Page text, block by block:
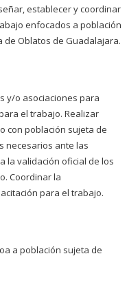
establecer y coordinar
enfocados a población
de Oblatos de Guadalajara.
y/o asociaciones para
el trabajo. Realizar
con población sujeta de
necesarios ante las
la validación oficial de los
Coordinar la
para el trabajo.
a población sujeta de